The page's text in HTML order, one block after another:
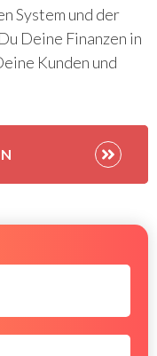
System und der
Deine Finanzen in
Kunden und